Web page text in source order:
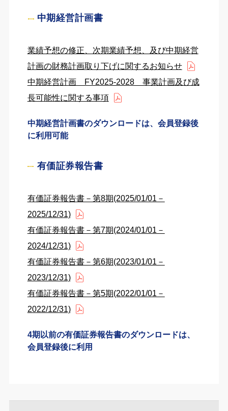
中期経営計画書
業績予想の修正、次期業績予想、及び中期経営
計画の財務計画取り下げに関するお知らせ
中期経営計画 FY2025-2028 事業計画及び成
長可能性に関する事項
中期経営計画書のダウンロードは、会員登録後
に利用可能
有価証券報告書
有価証券報告書－第8期(2025/01/01－
2025/12/31)
有価証券報告書－第7期(2024/01/01－
2024/12/31)
有価証券報告書－第6期(2023/01/01－
2023/12/31)
有価証券報告書－第5期(2022/01/01－
2022/12/31)
4期以前の有価証券報告書のダウンロードは、
会員登録後に利用